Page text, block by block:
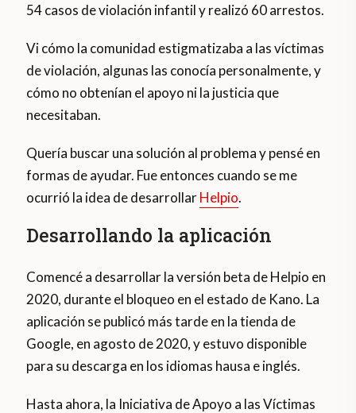
54 casos de violación infantil y realizó 60 arrestos.
Vi cómo la comunidad estigmatizaba a las víctimas
de violación, algunas las conocía personalmente, y
cómo no obtenían el apoyo ni la justicia que
necesitaban.
Quería buscar una solución al problema y pensé en
formas de ayudar. Fue entonces cuando se me
ocurrió la idea de desarrollarHelpio.
Desarrollando la aplicación
Comencé a desarrollar la versión beta de Helpio en
2020, durante el bloqueo en el estado de Kano. La
aplicación se publicó más tarde en la tienda de
Google, en agosto de 2020, y estuvo disponible
para su descarga en los idiomas hausa e inglés.
Hasta ahora, la Iniciativa de Apoyo a las Víctimas